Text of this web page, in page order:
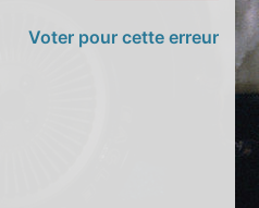
Voter pour cette erreur